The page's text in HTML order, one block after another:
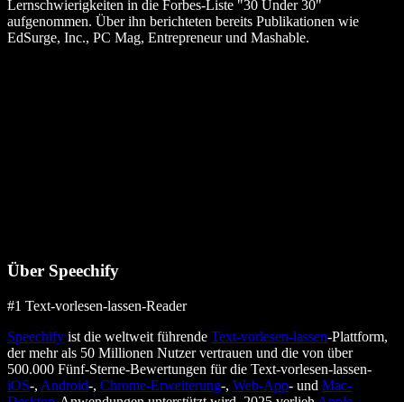
Lernschwierigkeiten in die Forbes‑Liste "30 Under 30"
aufgenommen. Über ihn berichteten bereits Publikationen wie
EdSurge, Inc., PC Mag, Entrepreneur und Mashable.
Über Speechify
#1 Text-vorlesen-lassen-Reader
Speechify ist die weltweit führende Text-vorlesen-lassen-Plattform,
der mehr als 50 Millionen Nutzer vertrauen und die von über
500.000 Fünf-Sterne-Bewertungen für die Text-vorlesen-lassen-
iOS-, Android-, Chrome-Erweiterung-, Web-App- und Mac-